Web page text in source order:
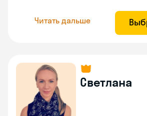
Читать дальше
Светлана